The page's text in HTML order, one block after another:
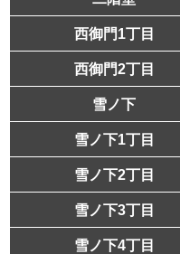
西御門1丁目
西御門2丁目
雪ノ下
雪ノ下1丁目
雪ノ下2丁目
雪ノ下3丁目
雪ノ下4丁目